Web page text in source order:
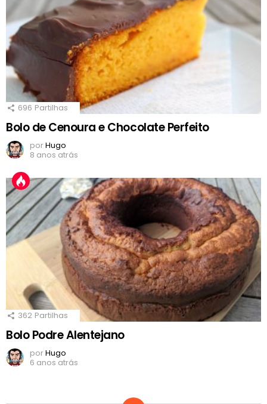
696 Partilhas
Bolo de Cenoura e Chocolate Perfeito
porHugo
8 anos atrás
362 Partilhas
Bolo Podre Alentejano
porHugo
6 anos atrás